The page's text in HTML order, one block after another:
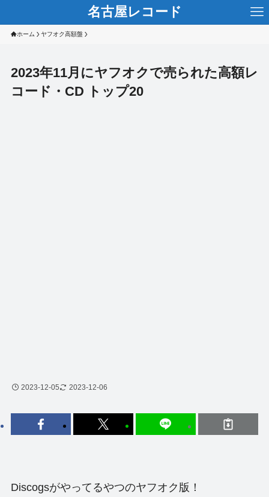
名古屋レコード
ホーム ヤフオク高額盤
2023年11月にヤフオクで売られた高額レ
コード・CD トップ20
2023-12-05 2023-12-06
Discogsがやってるやつのヤフオク版！